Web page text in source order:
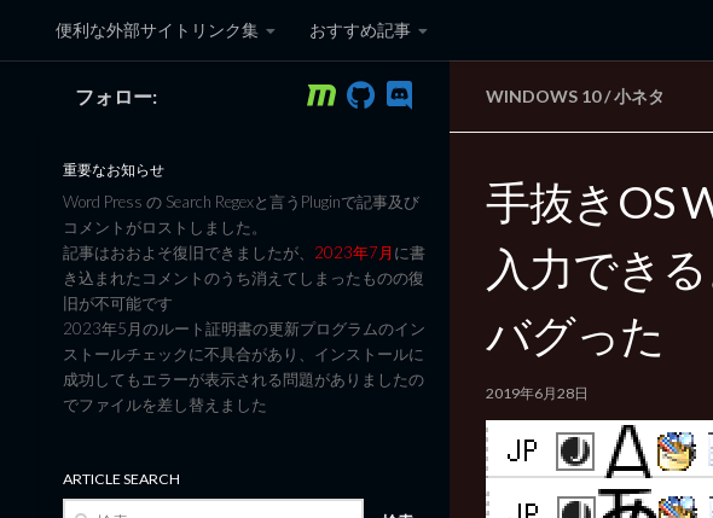
コンテンツへスキップ
便利な外部サイトリンク集 おすすめ記事
黒翼猫のコンピュータ日記 3rd
WINDOWS 10/小ネタ
手抜きOS
入力でき
バグった
2019年6月28日
フォロー:
重要なお知らせ
Word Press の Search Regexと言うPluginで記事及び
コメントがロストしました。
記事はおおよそ復旧できましたが、 2023年7月に書
き込まれたコメントのうち消えてしまったものの復
旧が不可能です
2023年5月のルート証明書の更新プログラムのイン
ストールチェックに不具合があり、インストールに
成功してもエラーが表示される問題がありましたの
でファイルを差し替えました
ARTICLE SEARCH